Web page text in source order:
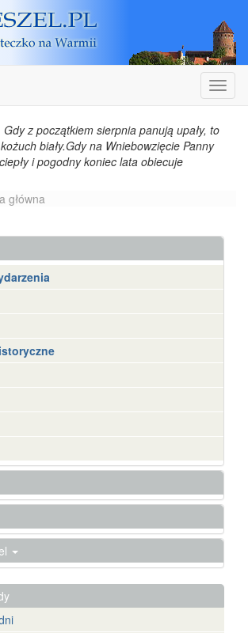
Gdy z początkiem sierpnia panują upały, to
biały.Gdy na Wniebowzięcie Panny
i pogodny koniec lata obiecuje
główna